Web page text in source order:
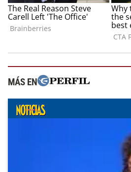
MÁS EN